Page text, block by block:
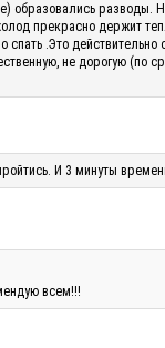
образовались разводы.
прекрасно держит
.Это действительно
не дорогую (по
И 3 минуты
всем!!!